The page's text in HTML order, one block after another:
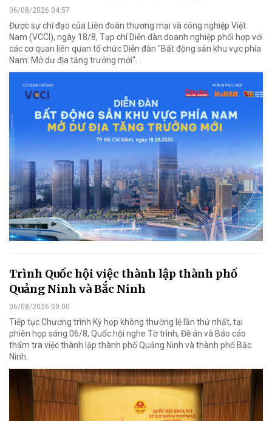
06/08/2026 04:57
Được sự chỉ đạo của Liên đoàn thương mại và công nghiệp Việt
Nam (VCCI), ngày 18/8, Tạp chí Diễn đàn doanh nghiệp phối hợp với
các cơ quan liên quan tổ chức Diễn đàn "Bất động sản khu vực phía
Nam: Mở dư địa tăng trưởng mới".
Trình Quốc hội việc thành lập thành phố
Quảng Ninh và Bắc Ninh
06/08/2026 09:00
Tiếp tục Chương trình Kỳ họp không thường lệ lần thứ nhất, tại
phiên họp sáng 06/8, Quốc hội nghe Tờ trình, Đề án và Báo cáo
thẩm tra việc thành lập thành phố Quảng Ninh và thành phố Bắc
Ninh.